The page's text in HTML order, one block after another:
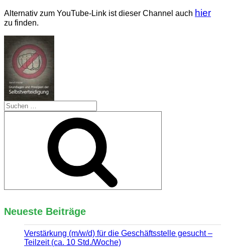
Alternativ zum YouTube-Link ist dieser Channel auch hier
zu finden.
Suchen
nach:
Neueste Beiträge
Verstärkung (m/w/d) für die Geschäftsstelle gesucht –
Teilzeit (ca. 10 Std./Woche)